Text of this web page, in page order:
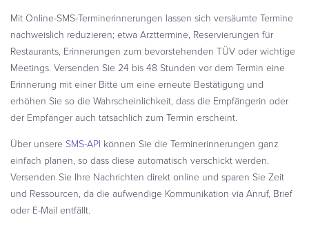
Mit Online-SMS-Terminerinnerungen lassen sich versäumte Termine
nachweislich reduzieren; etwa Arzttermine, Reservierungen für
Restaurants, Erinnerungen zum bevorstehenden TÜV oder wichtige
Meetings. Versenden Sie 24 bis 48 Stunden vor dem Termin eine
Erinnerung mit einer Bitte um eine erneute Bestätigung und
erhöhen Sie so die Wahrscheinlichkeit, dass die Empfängerin oder
der Empfänger auch tatsächlich zum Termin erscheint.
Über unsere SMS-API können Sie die Terminerinnerungen ganz
einfach planen, so dass diese automatisch verschickt werden.
Versenden Sie Ihre Nachrichten direkt online und sparen Sie Zeit
und Ressourcen, da die aufwendige Kommunikation via Anruf, Brief
oder E-Mail entfällt.